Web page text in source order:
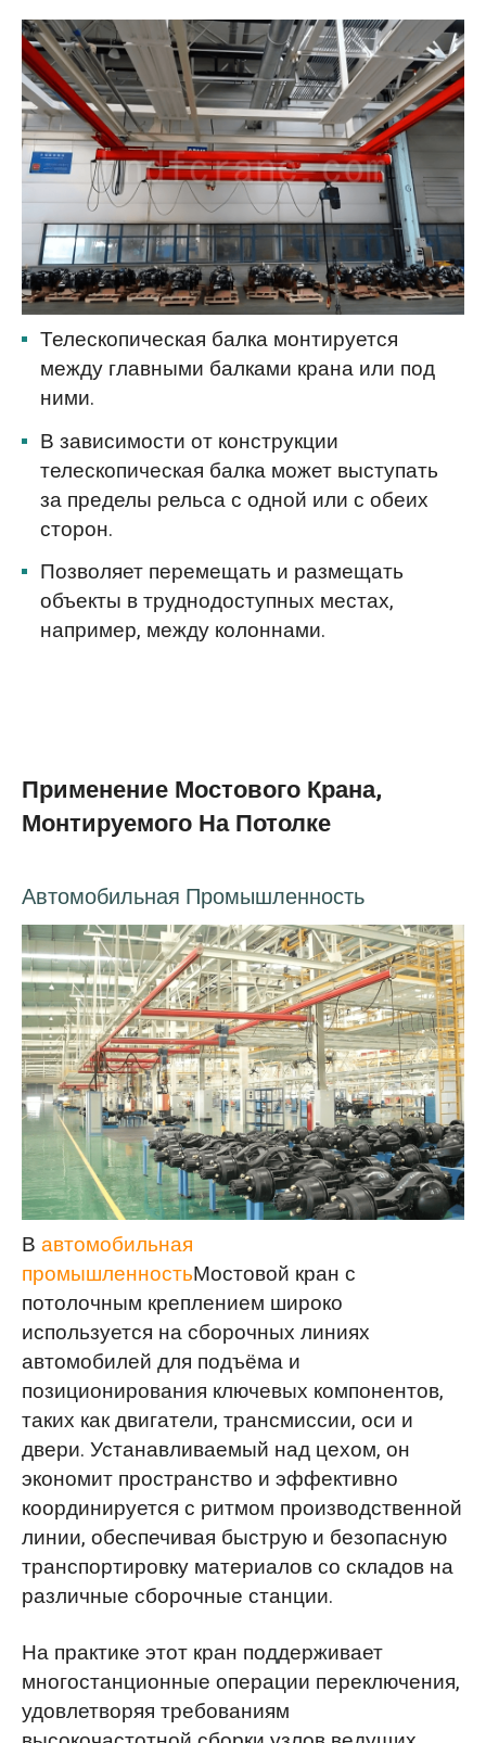
Телескопическая балка монтируется
между главными балками крана или под
ними.
В зависимости от конструкции
телескопическая балка может выступать
за пределы рельса с одной или с обеих
сторон.
Позволяет перемещать и размещать
объекты в труднодоступных местах,
например, между колоннами.
Применение Мостового Крана,
Монтируемого На Потолке
Автомобильная Промышленность
В автомобильная
промышленностьМостовой кран с
потолочным креплением широко
используется на сборочных линиях
автомобилей для подъёма и
позиционирования ключевых компонентов,
таких как двигатели, трансмиссии, оси и
двери. Устанавливаемый над цехом, он
экономит пространство и эффективно
координируется с ритмом производственной
линии, обеспечивая быструю и безопасную
транспортировку материалов со складов на
различные сборочные станции.
На практике этот кран поддерживает
многостанционные операции переключения,
удовлетворяя требованиям